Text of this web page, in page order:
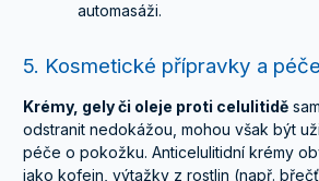
automasáži.
5. Kosmetické přípravky a
Krémy, gely či oleje proti celulitidě
odstranit nedokážou, mohou však být
péče o pokožku. Anticelulitidní krémy
jako kofein, výtažky z rostlin (např.